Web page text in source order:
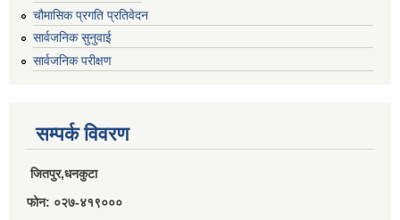
चौमासिक प्रगति प्रतिवेदन
सार्वजनिक सुनुवाई
सार्वजनिक परीक्षण
सम्पर्क विवरण
जितपुर,धनकुटा
फोन: ०२७-४१९०००